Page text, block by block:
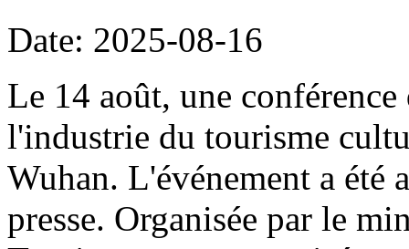
Date: 2025-08-16
Le 14 août, une
l'industrie du tourisme
Wuhan. L'événement a été
presse. Organisée par le